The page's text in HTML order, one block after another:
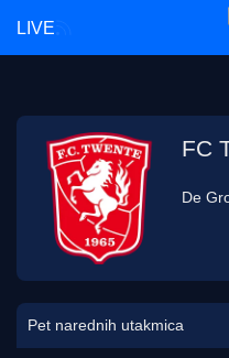
LIVE
FC
De
Pet narednih utakmica